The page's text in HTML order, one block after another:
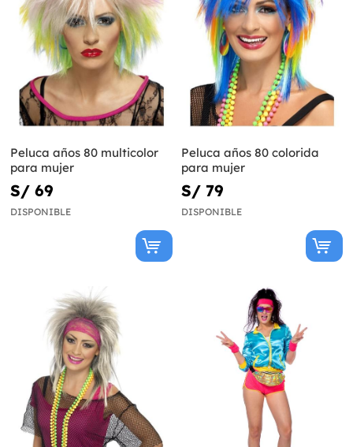
Peluca años 80 multicolor
para mujer
S/ 69
DISPONIBLE
Peluca años 80 colorida
para mujer
S/ 79
DISPONIBLE